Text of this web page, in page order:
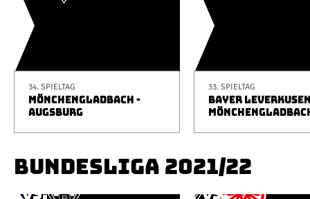
34. SPIELTAG
MÖNCHENGLADBACH -
AUGSBURG
33. SPIELTAG
BAYER
BUNDESLIGA 2021/22